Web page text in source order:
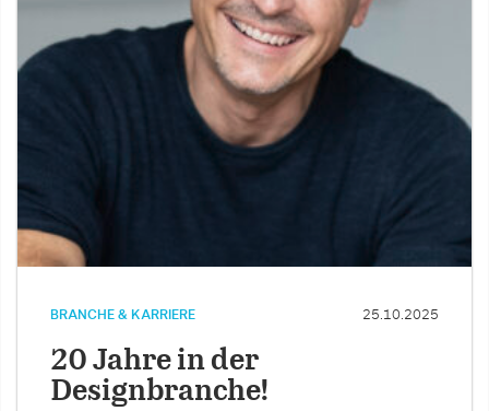
BRANCHE & KARRIERE 25.10.2025
20 Jahre in der
Designbranche!